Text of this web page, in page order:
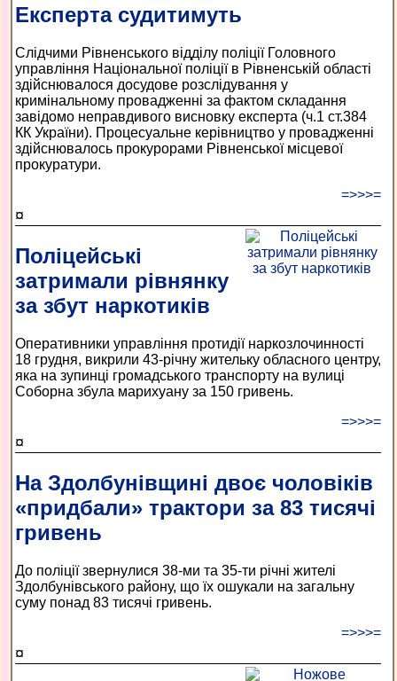
Експерта судитимуть
Слідчими Рівненського відділу поліції Головного
управління Національної поліції в Рівненській області
здійснювалося досудове розслідування у
кримінальному провадженні за фактом складання
завідомо неправдивого висновку експерта (ч.1 ст.384
КК України). Процесуальне керівництво у провадженні
здійснювалось прокурорами Рівненської місцевої
прокуратури.
=>>>=
¤
Поліцейські
затримали рівнянку
за збут наркотиків
Оперативники управління протидії наркозлочинності
18 грудня, викрили 43-річну жительку обласного центру,
яка на зупинці громадського транспорту на вулиці
Соборна збула марихуану за 150 гривень.
=>>>=
¤
На Здолбунівщині двоє чоловіків
«придбали» трактори за 83 тисячі
гривень
До поліції звернулися 38-ми та 35-ти річні жителі
Здолбунівського району, що їх ошукали на загальну
суму понад 83 тисячі гривень.
=>>>=
¤